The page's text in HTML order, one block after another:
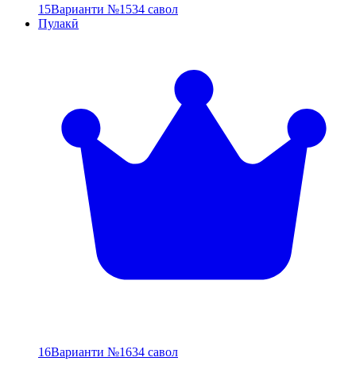
15Варианти №1534 савол
Пулакӣ
16Варианти №1634 савол